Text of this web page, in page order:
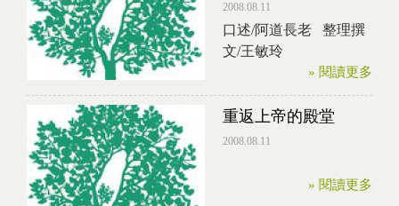
2008.08.11
口述/阿道長老 整理撰
文/王敏玲
» 閱讀更多
重返上帝的殿堂
2008.08.11
» 閱讀更多